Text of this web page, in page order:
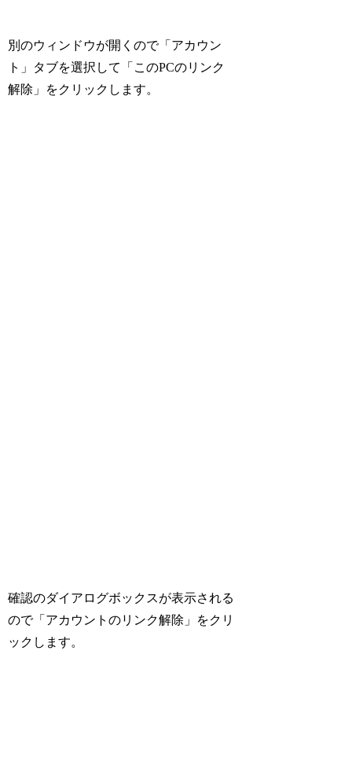
別のウィンドウが開くので「アカウン
ト」タブを選択して「このPCのリンク
解除」をクリックします。
確認のダイアログボックスが表示される
ので「アカウントのリンク解除」をクリ
ックします。